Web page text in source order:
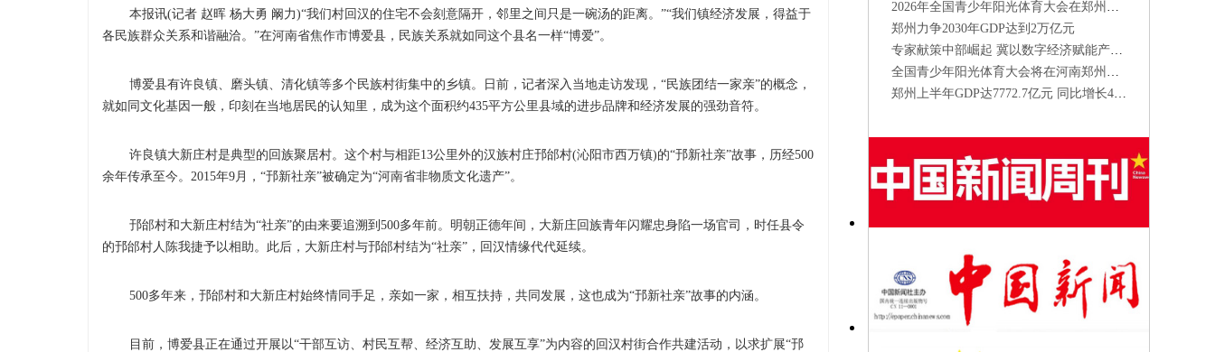
本报讯(记者 赵晖 杨大勇 阚力)“我们村回汉的住宅不会刻意隔开，邻里之间只是一碗汤的距离。”“我们镇经济发展，得益于
各民族群众关系和谐融洽。”在河南省焦作市博爱县，民族关系就如同这个县名一样“博爱”。
博爱县有许良镇、磨头镇、清化镇等多个民族村街集中的乡镇。日前，记者深入当地走访发现，“民族团结一家亲”的概念，
就如同文化基因一般，印刻在当地居民的认知里，成为这个面积约435平方公里县域的进步品牌和经济发展的强劲音符。
许良镇大新庄村是典型的回族聚居村。这个村与相距13公里外的汉族村庄邘邰村(沁阳市西万镇)的“邘新社亲”故事，历经500
余年传承至今。2015年9月，“邘新社亲”被确定为“河南省非物质文化遗产”。
邘邰村和大新庄村结为“社亲”的由来要追溯到500多年前。明朝正德年间，大新庄回族青年闪耀忠身陷一场官司，时任县令
的邘邰村人陈我捷予以相助。此后，大新庄村与邘邰村结为“社亲”，回汉情缘代代延续。
500多年来，邘邰村和大新庄村始终情同手足，亲如一家，相互扶持，共同发展，这也成为“邘新社亲”故事的内涵。
目前，博爱县正在通过开展以“干部互访、村民互帮、经济互助、发展互享”为内容的回汉村街合作共建活动，以求扩展“邘
郑州力争2030年GDP达到2万亿元